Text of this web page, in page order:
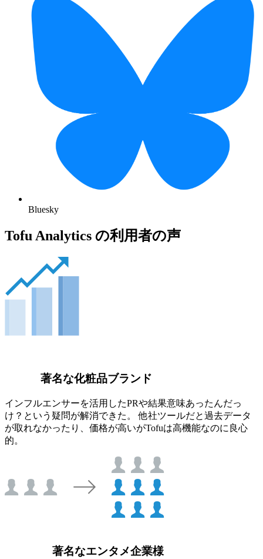
Bluesky
Tofu Analytics の利用者の声
著名な化粧品ブランド
インフルエンサーを活用したPRや結果意味あったんだっ
け？という疑問が解消できた。 他社ツールだと過去データ
が取れなかったり、価格が高いがTofuは高機能なのに良心
的。
著名なエンタメ企業様